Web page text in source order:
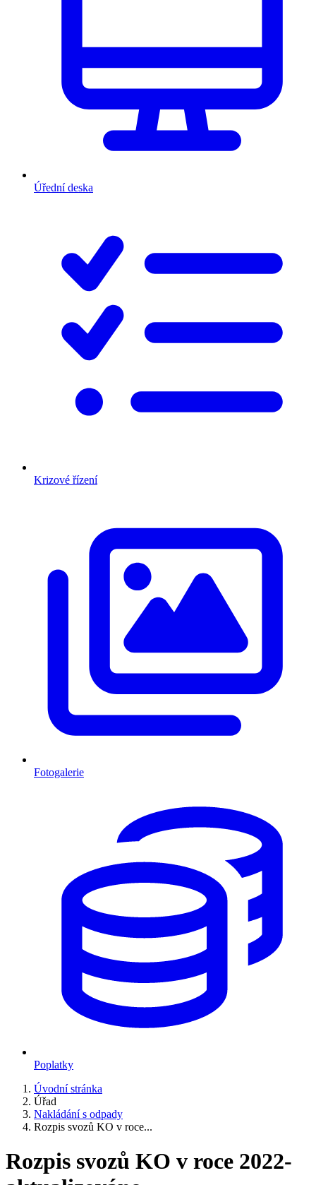
Úřední deska
Krizové řízení
Fotogalerie
Poplatky
Úvodní stránka
Úřad
Nakládání s odpady
Rozpis svozů KO v roce...
Rozpis svozů KO v roce 2022-